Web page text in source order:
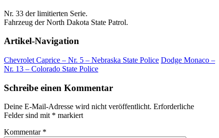
Nr. 33 der limitierten Serie.
Fahrzeug der North Dakota State Patrol.
Artikel-Navigation
Chevrolet Caprice – Nr. 5 – Nebraska State Police Dodge Monaco –
Nr. 13 – Colorado State Police
Schreibe einen Kommentar
Deine E-Mail-Adresse wird nicht veröffentlicht. Erforderliche
Felder sind mit * markiert
Kommentar *